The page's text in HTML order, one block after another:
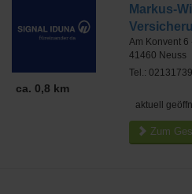
ca. 0,8 km
Markus-
Am Konvent 6
41460 Neuss
Tel.:
aktuell
Zum